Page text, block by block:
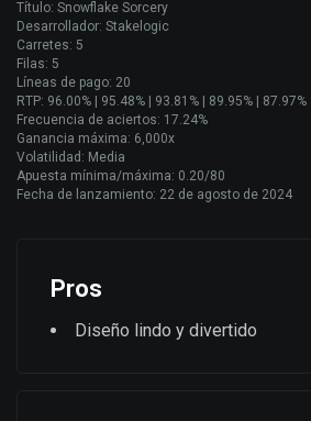
Título: Snowflake Sorcery
Desarrollador: Stakelogic
Carretes: 5
Filas: 5
Líneas de pago: 20
RTP: 96.00% | 95.48% | 93.81% | 89.95% | 87.97%
Frecuencia de aciertos: 17.24%
Ganancia máxima: 6,000x
Volatilidad: Media
Apuesta mínima/máxima: 0.20/80
Fecha de lanzamiento: 22 de agosto de 2024
Pros
Diseño lindo y divertido